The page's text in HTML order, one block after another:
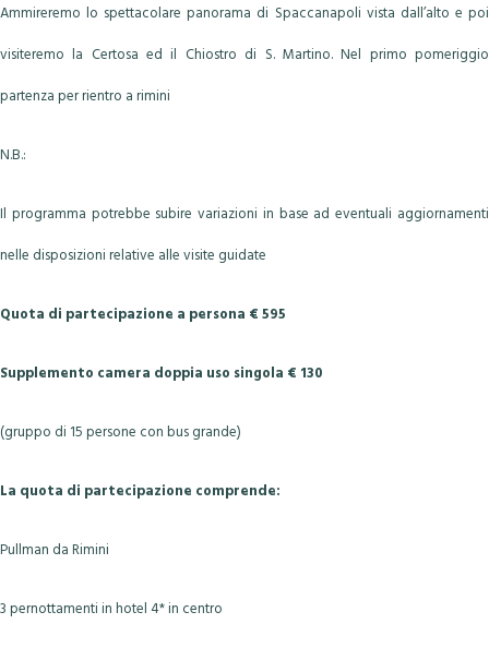
Ammireremo lo spettacolare panorama di Spaccanapoli vista dall’alto e poi
visiteremo la Certosa ed il Chiostro di S. Martino. Nel primo pomeriggio
partenza per rientro a rimini
N.B.:
Il programma potrebbe subire variazioni in base ad eventuali aggiornamenti
nelle disposizioni relative alle visite guidate
Quota di partecipazione a persona € 595
Supplemento camera doppia uso singola € 130
(gruppo di 15 persone con bus grande)
La quota di partecipazione comprende:
Pullman da Rimini
3 pernottamenti in hotel 4* in centro